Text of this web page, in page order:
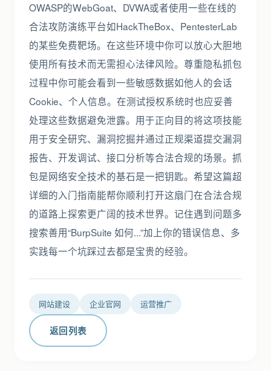
OWASP的WebGoat、DVWA或者使用一些在线的
合法攻防演练平台如HackTheBox、PentesterLab
的某些免费靶场。在这些环境中你可以放心大胆地
使用所有技术而无需担心法律风险。尊重隐私抓包
过程中你可能会看到一些敏感数据如他人的会话
Cookie、个人信息。在测试授权系统时也应妥善
处理这些数据避免泄露。用于正向目的将这项技能
用于安全研究、漏洞挖掘并通过正规渠道提交漏洞
报告、开发调试、接口分析等合法合规的场景。抓
包是网络安全技术的基石是一把钥匙。希望这篇超
详细的入门指南能帮你顺利打开这扇门在合法合规
的道路上探索更广阔的技术世界。记住遇到问题多
搜索善用“BurpSuite 如何...”加上你的错误信息、多
实践每一个坑踩过去都是宝贵的经验。
网站建设 企业官网 运营推广
返回列表